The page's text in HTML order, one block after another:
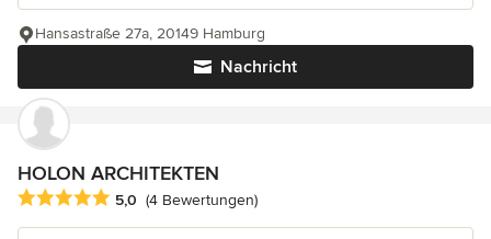
Nachricht
Hansastraße 27a, 20149 Hamburg
HOLON ARCHITEKTEN
Durchschnittliche Bewertung: 5 von 5 Sternen
5,0 (4 Bewertungen)